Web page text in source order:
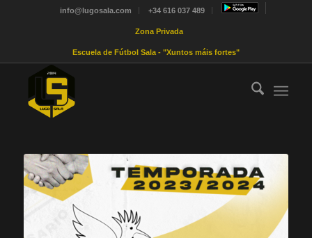
info@lugosala.com +34 616 037 489
Zona Privada
Escuela de Fútbol Sala - "Xuntos máis fortes"